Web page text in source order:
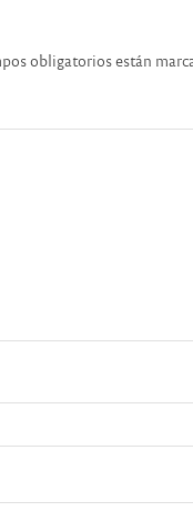
obligatorios están